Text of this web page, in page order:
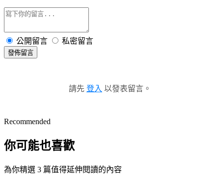
公開留言 私密留言
發佈留言
請先 登入 以發表留言。
Recommended
你可能也喜歡
為你精選 3 篇值得延伸閱讀的內容